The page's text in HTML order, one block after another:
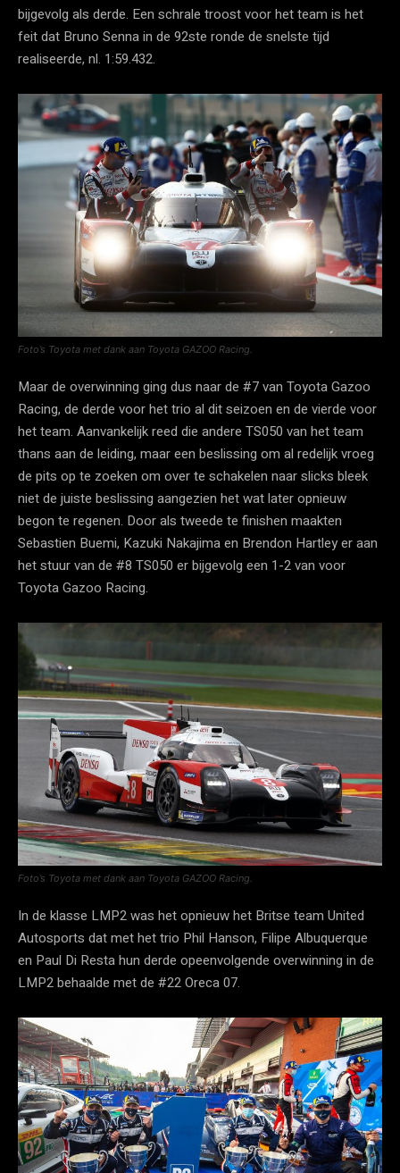
bijgevolg als derde. Een schrale troost voor het team is het
feit dat Bruno Senna in de 92ste ronde de snelste tijd
realiseerde, nl. 1:59.432.
Foto’s Toyota met dank aan Toyota GAZOO Racing.
Maar de overwinning ging dus naar de #7 van Toyota Gazoo
Racing, de derde voor het trio al dit seizoen en de vierde voor
het team. Aanvankelijk reed die andere TS050 van het team
thans aan de leiding, maar een beslissing om al redelijk vroeg
de pits op te zoeken om over te schakelen naar slicks bleek
niet de juiste beslissing aangezien het wat later opnieuw
begon te regenen. Door als tweede te finishen maakten
Sebastien Buemi, Kazuki Nakajima en Brendon Hartley er aan
het stuur van de #8 TS050 er bijgevolg een 1-2 van voor
Toyota Gazoo Racing.
Foto’s Toyota met dank aan Toyota GAZOO Racing.
In de klasse LMP2 was het opnieuw het Britse team United
Autosports dat met het trio Phil Hanson, Filipe Albuquerque
en Paul Di Resta hun derde opeenvolgende overwinning in de
LMP2 behaalde met de #22 Oreca 07.